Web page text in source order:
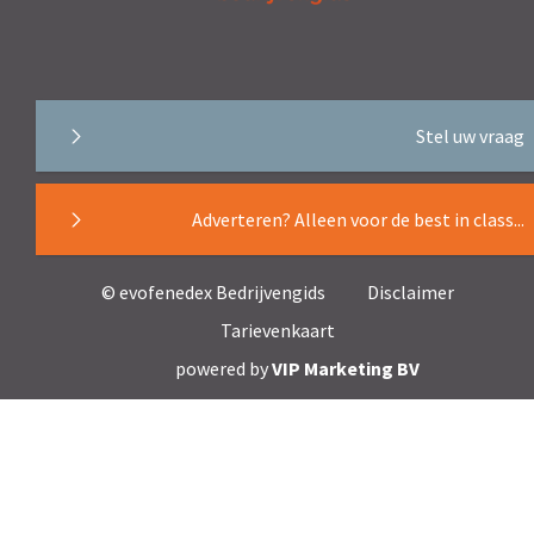
Stel uw vraag
Adverteren? Alleen voor de best in class...
© evofenedex Bedrijvengids
Disclaimer
Tarievenkaart
powered byVIP Marketing BV